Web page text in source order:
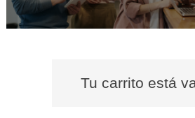
Tu carrito está